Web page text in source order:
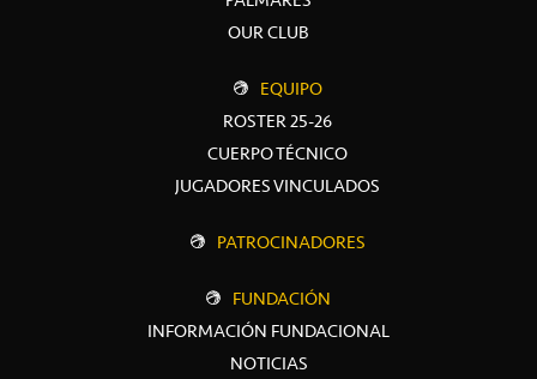
OUR CLUB
EQUIPO
ROSTER 25-26
CUERPO TÉCNICO
JUGADORES VINCULADOS
PATROCINADORES
FUNDACIÓN
INFORMACIÓN FUNDACIONAL
NOTICIAS